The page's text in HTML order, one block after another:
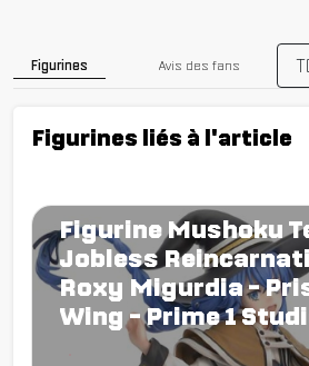
Figurines Avis des fans
Figurines liés à l'article
Figurine Mushoku
Jobless
Roxy Migurdia -
Wing - Prime 1